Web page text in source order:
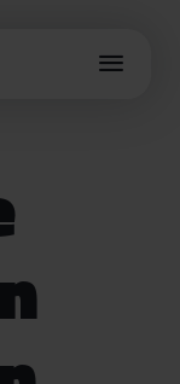
menu